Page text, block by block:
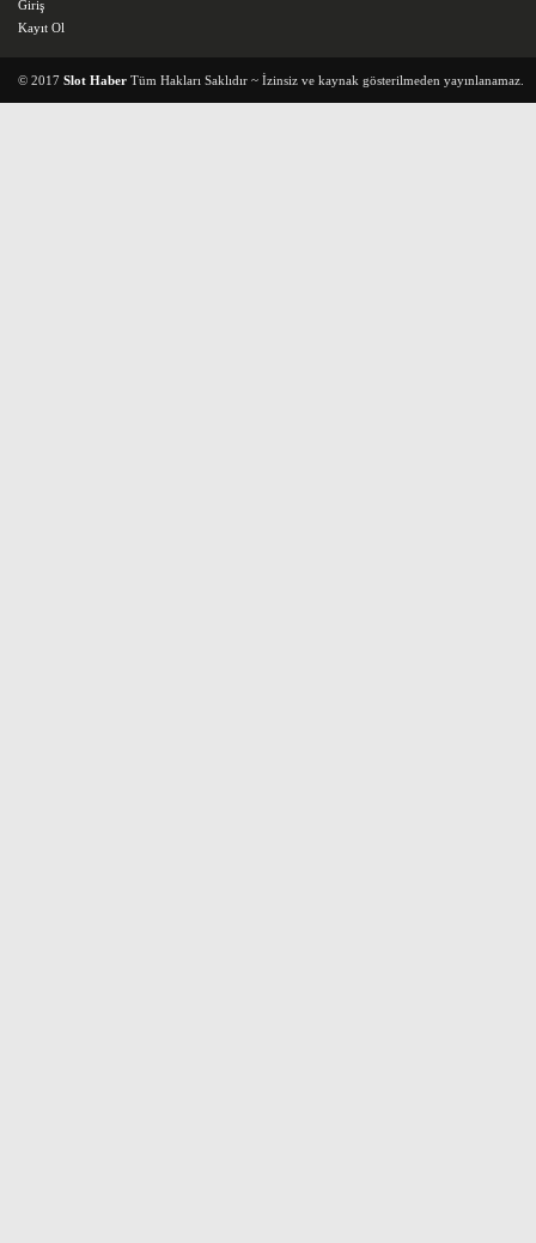
Giriş
Kayıt Ol
© 2017 Slot Haber Tüm Hakları Saklıdır ~ İzinsiz ve kaynak gösterilmeden yayınlanamaz.